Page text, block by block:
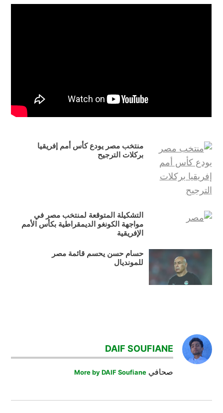
منتخب مصر يودع كأس أمم إفريقيا
بركلات الترجيح
التشكيلة المتوقعة لمنتخب مصر في
مواجهة الكونغو الديمقراطية بكأس الأمم
الإفريقية
حسام حسن يحسم قائمة مصر
للمونديال
غينيا
فيتوريا
DAIF SOUFIANE
صحافيMore by DAIF Soufiane